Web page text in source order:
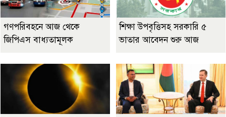
গণপরিবহনে আজ থেকে
জিপিএস বাধ্যতামূলক
শিক্ষা উপবৃত্তিসহ সরকারি ৫
ভাতার আবেদন শুরু আজ